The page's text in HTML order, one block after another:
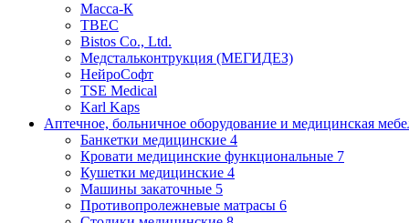
Масса-К
ТВЕС
Bistos Co., Ltd.
Медстальконтрукция (МЕГИДЕЗ)
НейроСофт
TSE Medical
Karl Kaps
Аптечное, больничное оборудование и медицинская
Банкетки медицинские 4
Кровати медицинские функциональные 7
Кушетки медицинские 4
Машины закаточные 5
Противопролежневые матрасы 6